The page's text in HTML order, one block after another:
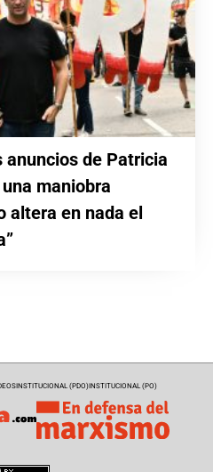
anuncios de Patricia
maniobra
altera en nada el
INSTITUCIONAL (PDO)INSTITUCIONAL (PO)